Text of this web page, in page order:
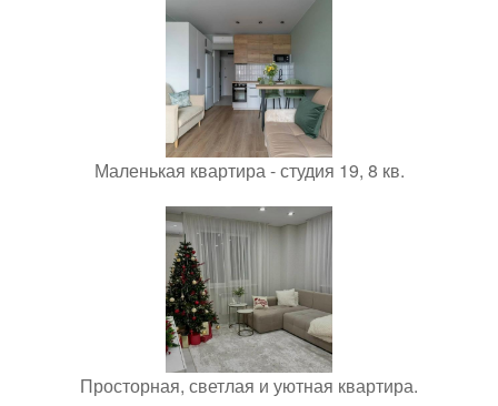
Маленькая квартира - студия 19, 8 кв.
Просторная, светлая и уютная квартира.